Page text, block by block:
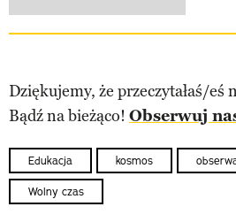
Dziękujemy, że przeczytałaś/eś
Bądź na bieżąco! Obserwuj
Edukacja kosmos
Wolny czas